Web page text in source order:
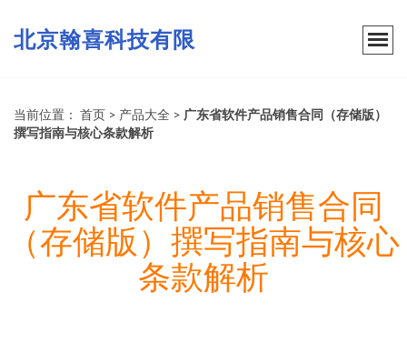
北京翰喜科技有限
当前位置： 首页 > 产品大全 > 广东省软件产品销售合同（存储版）
撰写指南与核心条款解析
广东省软件产品销售合同
（存储版）撰写指南与核心
条款解析